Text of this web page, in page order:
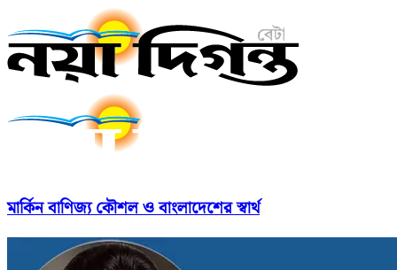
মার্কিন বাণিজ্য কৌশল ও বাংলাদেশের স্বার্থ